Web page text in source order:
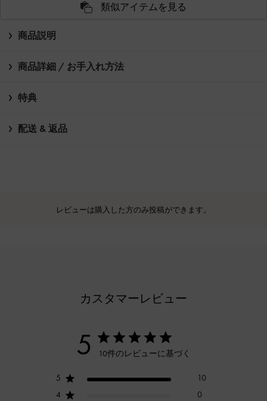
類似アイテムを見る
商品説明
商品詳細 / お手入れ方法
特典
配送 & 返品
レビューは購入した方のみ投稿ができます。
カスタマーレビュー
5 10件のレビューに基づく
5
10
4
0